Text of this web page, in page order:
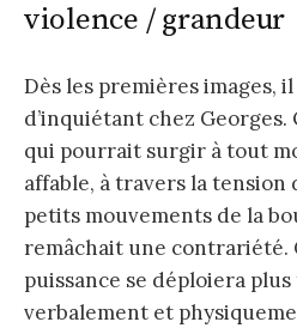
violence / grandeur
Dès les premières images,
d’inquiétant chez
qui pourrait surgir à tout
affable, à travers la tension
petits mouvements de la
remâchait une contrariété.
puissance se déploiera
verbalement et